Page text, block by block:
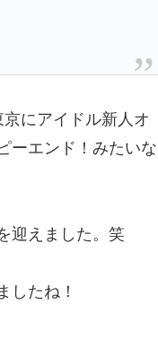
にアイドル新人オ
ーエンド！みたいな
迎えました。笑
したね！